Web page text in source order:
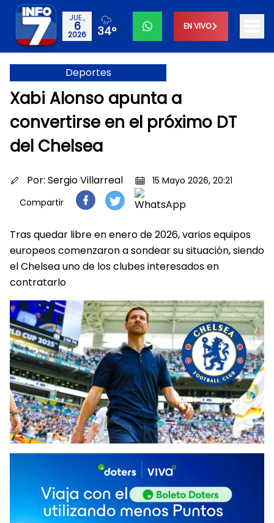
JUE.,
6
2026 34° EN VIVO
Deportes
Xabi Alonso apunta a
convertirse en el próximo DT
del Chelsea
Por: Sergio Villarreal
15 Mayo 2026, 20:21
Compartir
Tras quedar libre en enero de 2026, varios equipos
europeos comenzaron a sondear su situación, siendo
el Chelsea uno de los clubes interesados en
contratarlo